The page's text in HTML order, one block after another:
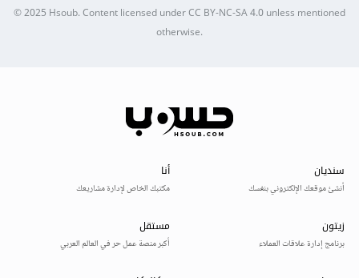
© 2025Hsoub.Content licensed underCC BY-NC-SA 4.0unless mentioned
otherwise.